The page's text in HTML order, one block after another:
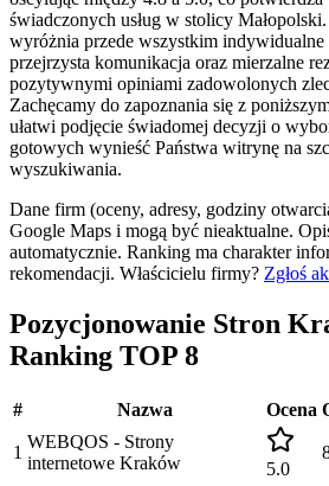
świadczonych usług w stolicy
wyróżnia przede wszystkim indywidualne
przejrzysta komunikacja oraz mierzalne
pozytywnymi opiniami zadowolonych
Zachęcamy do zapoznania się z
ułatwi podjęcie świadomej decyzji o
gotowych wynieść Państwa witrynę na
wyszukiwania.
Dane firm (oceny, adresy, godziny
Google Maps i mogą być nieaktualne.
automatycznie. Ranking ma charakter
rekomendacji. Właścicielu firmy? Zgłoś
Pozycjonowanie Stron
Ranking TOP 8
# Nazwa Ocena
1
WEBQOS - Strony
internetowe Kraków
5.0